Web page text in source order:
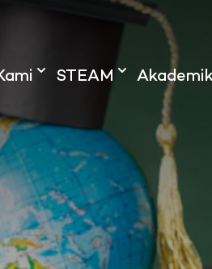
STEAM